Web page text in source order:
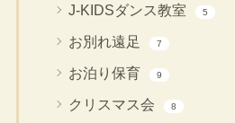
J-KIDSダンス教室 5
お別れ遠足 7
お泊り保育 9
クリスマス会 8